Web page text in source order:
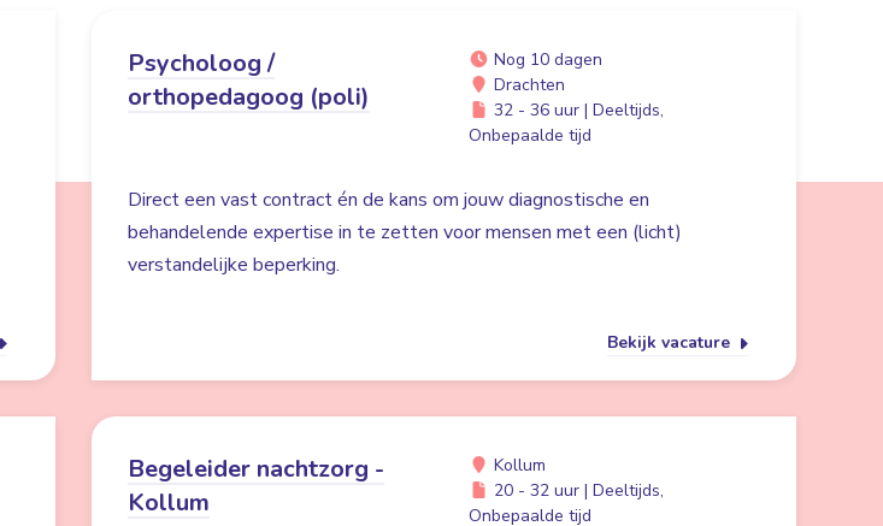
Psycholoog /
orthopedagoog (poli)
Nog 10 dagen
Drachten
32 - 36 uur | Deeltijds,
Onbepaalde tijd
Direct een vast contract én de kans om jouw diagnostische en
behandelende expertise in te zetten voor mensen met een (licht)
verstandelijke beperking.
Bekijk vacature
Begeleider nachtzorg -
Kollum
Kollum
20 - 32 uur | Deeltijds,
Onbepaalde tijd